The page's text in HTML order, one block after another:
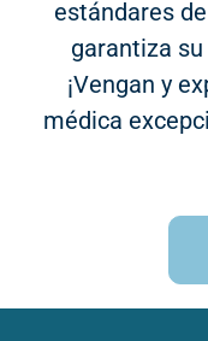
estándares
garantiza
¡Vengan y
médica